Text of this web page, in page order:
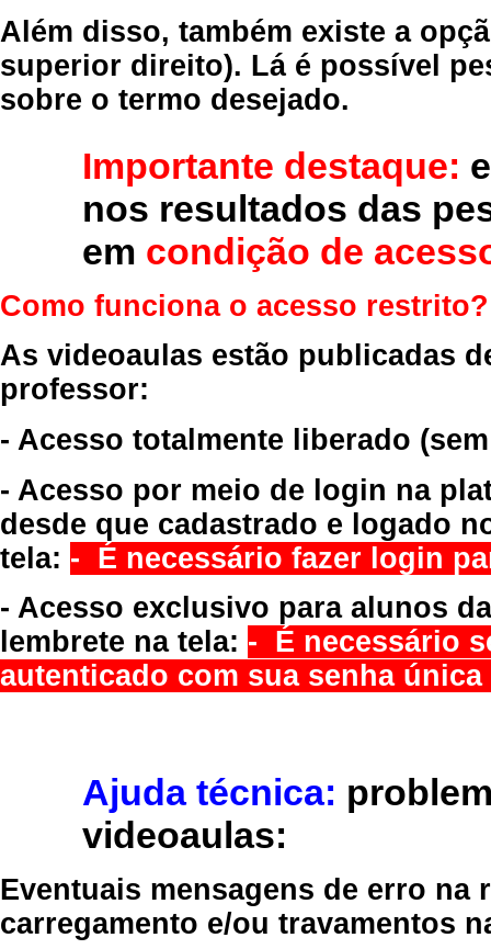
Além disso, também existe a
superior direito). Lá é possível
sobre o termo desejado.
Importante destaque:
nos resultados das
em condição de
Como funciona o acesso restrito?
As videoaulas estão publicadas
professor:
- Acesso totalmente liberado
- Acesso por meio de login na
desde que cadastrado e logado
tela: - É necessário fazer login
- Acesso exclusivo para alunos
lembrete na tela: - É necessário
autenticado com sua senha
Ajuda técnica:
videoaulas:
Eventuais mensagens de erro
carregamento e/ou travamentos